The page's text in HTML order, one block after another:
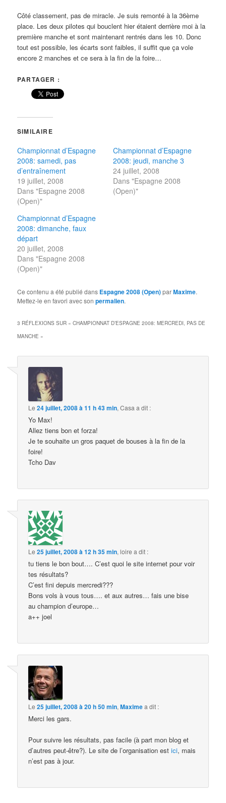
Côté classement, pas de miracle. Je suis remonté à la 36ème
place. Les deux pilotes qui bouclent hier étaient derrière moi à la
première manche et sont maintenant rentrés dans les 10. Donc
tout est possible, les écarts sont faibles, il suffit que ça vole
encore 2 manches et ce sera à la fin de la foire…
PARTAGER :
SIMILAIRE
Championnat d’Espagne
2008: samedi, pas
d’entraînement
19 juillet, 2008
Dans "Espagne 2008
(Open)"
Championnat d’Espagne
2008: jeudi, manche 3
24 juillet, 2008
Dans "Espagne 2008
(Open)"
Championnat d’Espagne
2008: dimanche, faux
départ
20 juillet, 2008
Dans "Espagne 2008
(Open)"
Ce contenu a été publié dans Espagne 2008 (Open)parMaxime.
Mettez-le en favori avec sonpermalien.
3 RÉFLEXIONS SUR «CHAMPIONNAT D’ESPAGNE 2008: MERCREDI, PAS DE
MANCHE »
Le24 juillet, 2008 à 11 h 43 min,Casa a dit :
Yo Max!
Allez tiens bon et forza!
Je te souhaite un gros paquet de bouses à la fin de la
foire!
Tcho Dav
Le25 juillet, 2008 à 12 h 35 min,loire a dit :
tu tiens le bon bout…. C’est quoi le site internet pour voir
tes résultats?
C’est fini depuis mercredi???
Bons vols à vous tous…. et aux autres… fais une bise
au champion d’europe…
a++ joel
Le25 juillet, 2008 à 20 h 50 min,Maximea dit :
Merci les gars.
Pour suivre les résultats, pas facile (à part mon blog et
d’autres peut-être?). Le site de l’organisation estici, mais
n’est pas à jour.